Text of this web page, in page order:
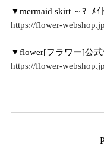
▼mermaid skirt ～ﾏｰﾒｲ
https://flower-
▼flower[フラワー]公式
https://flower-